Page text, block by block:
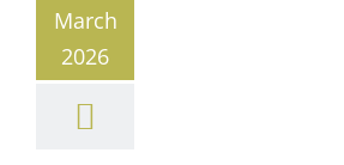
March
2026